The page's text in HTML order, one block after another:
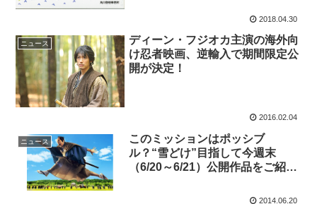
2018.04.30
ニュース
ディーン・フジオカ主演の海外向
け忍者映画、逆輸入で期間限定公
開が決定！
2016.02.04
ニュース
このミッションはポッシブ
ル？“雪どけ”目指して今週末
（6/20～6/21）公開作品をご紹
2014.06.20